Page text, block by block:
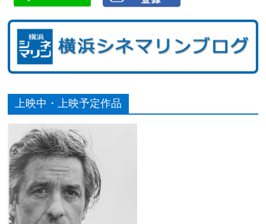
上映中・上映予定作品